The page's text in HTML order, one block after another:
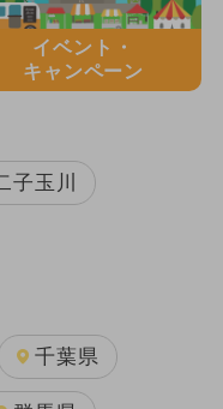
イベント・
キャンペーン
子玉川
千葉県